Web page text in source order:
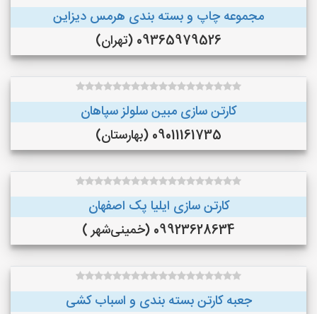
مجموعه چاپ و بسته بندی هرمس دیزاین
09365979526 (تهران)
کارتن سازی مبین سلولز سپاهان
09011161735 (بهارستان)
کارتن سازی ایلیا پک اصفهان
09923628634 (خمینی‌شهر )
جعبه کارتن بسته بندی و اسباب کشی